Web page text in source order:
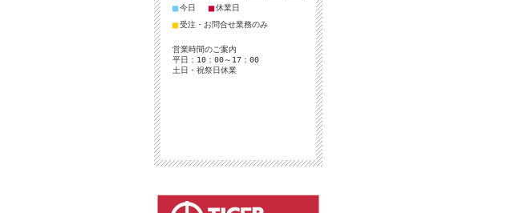
■今日 ■休業日
■受注・お問合せ業務のみ
営業時間のご案内
平日：10：00～17：00
土日・祝祭日休業